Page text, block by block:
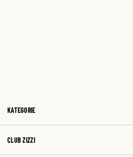
KATEGORIE
CLUB ZIZZI